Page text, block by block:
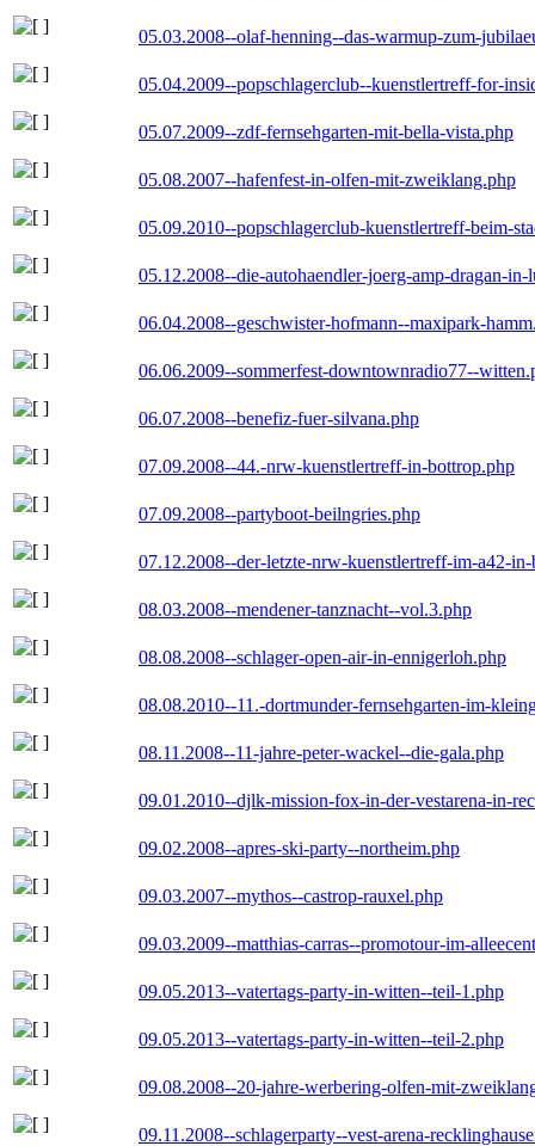
05.03.2008--olaf-henning--das-warmup-zum-
05.04.2009--popschlagerclub--kuenstlertreff-for-
05.07.2009--zdf-fernsehgarten-mit-bella-vista.php
05.08.2007--hafenfest-in-olfen-mit-zweiklang.php
05.09.2010--popschlagerclub-kuenstlertreff-beim-
05.12.2008--die-autohaendler-joerg-amp-dragan-in-
06.04.2008--geschwister-hofmann--maxipark-
06.06.2009--sommerfest-downtownradio77--
06.07.2008--benefiz-fuer-silvana.php
07.09.2008--44.-nrw-kuenstlertreff-in-bottrop.php
07.09.2008--partyboot-beilngries.php
07.12.2008--der-letzte-nrw-kuenstlertreff-im-a42-
08.03.2008--mendener-tanznacht--vol.3.php
08.08.2008--schlager-open-air-in-ennigerloh.php
08.08.2010--11.-dortmunder-fernsehgarten-im-
08.11.2008--11-jahre-peter-wackel--die-gala.php
09.01.2010--djlk-mission-fox-in-der-vestarena-in-
09.02.2008--apres-ski-party--northeim.php
09.03.2007--mythos--castrop-rauxel.php
09.03.2009--matthias-carras--promotour-im-
09.05.2013--vatertags-party-in-witten--teil-1.php
09.05.2013--vatertags-party-in-witten--teil-2.php
09.08.2008--20-jahre-werbering-olfen-mit-
09.11.2008--schlagerparty--vest-arena-